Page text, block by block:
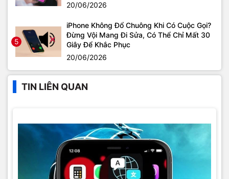
20/06/2026
5
iPhone Không Đổ Chuông Khi Có Cuộc Gọi?
Đừng Vội Mang Đi Sửa, Có Thể Chỉ Mất 30
Giây Để Khắc Phục
20/06/2026
TIN LIÊN QUAN